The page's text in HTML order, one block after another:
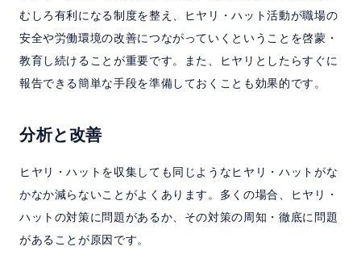
むしろ有利になる制度を整え、ヒヤリ・ハット活動が職場の
安全や労働環境の改善につながっていくということを啓蒙・
教育し続けることが重要です。また、ヒヤリとしたらすぐに
報告できる簡単な手段を準備しておくことも効果的です。
分析と改善
ヒヤリ・ハットを収集しても同じようなヒヤリ・ハットがな
かなか減らないことがよくあります。多くの場合、ヒヤリ・
ハットの対策に問題があるか、その対策の周知・徹底に問題
があることが原因です。